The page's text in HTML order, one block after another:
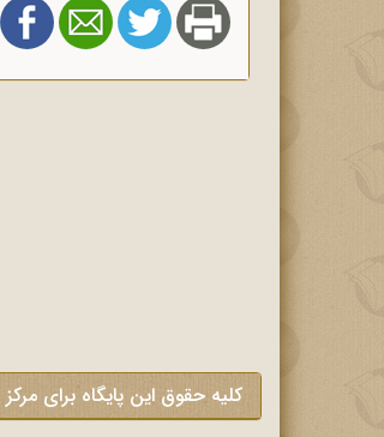
کلیه حقوق این پایگاه برای